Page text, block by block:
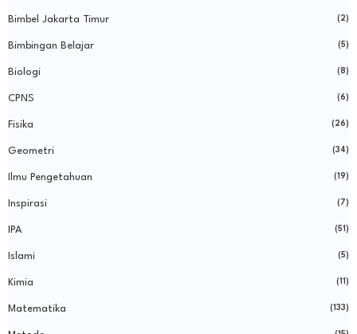
Bimbel Jakarta Timur (2)
Bimbingan Belajar (5)
Biologi (8)
CPNS (6)
Fisika (26)
Geometri (34)
Ilmu Pengetahuan (19)
Inspirasi (7)
IPA (51)
Islami (5)
Kimia (11)
Matematika (133)